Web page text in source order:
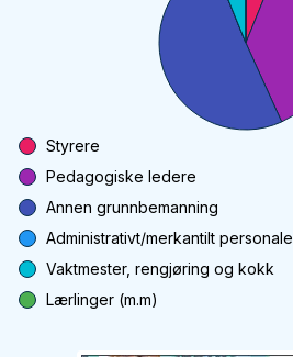
Styrere
Pedagogiske ledere
Annen grunnbemanning
Administrativt/merkantilt personale
Vaktmester, rengjøring og kokk
Lærlinger (m.m)